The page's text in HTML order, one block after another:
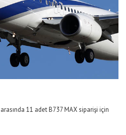
11 adet B737 MAX siparişi için